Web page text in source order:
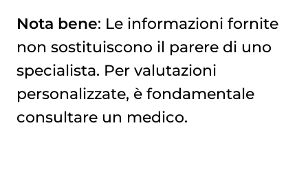
Nota bene: Le informazioni fornite
non sostituiscono il parere di uno
specialista. Per valutazioni
personalizzate, è fondamentale
consultare un medico.